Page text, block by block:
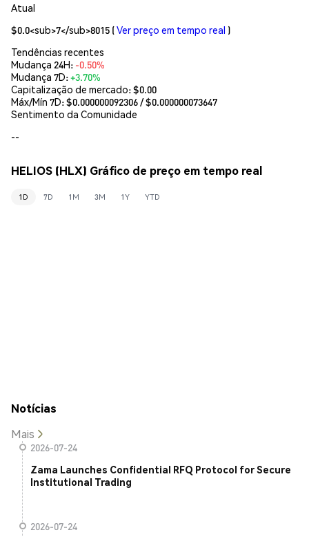
Atual
$0.0<sub>7</sub>8015 (Ver preço em tempo real )
Tendências recentes
Mudança 24H: -0.50%
Mudança 7D:+3.70%
Capitalização de mercado:$0.00
Máx/Mín 7D: $0.000000092306 / $0.000000073647
Sentimento da Comunidade
--
HELIOS (HLX) Gráfico de preço em tempo real
1D 7D 1M 3M 1Y YTD
Notícias
Mais
2026-07-24
Zama Launches Confidential RFQ Protocol for Secure
Institutional Trading
2026-07-24